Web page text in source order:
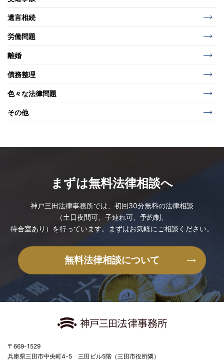
遺言相続
労働問題
離婚
債務整理
色々な法律問題
その他
まずは無料法律相談へ
神戸三田法律事務所では、 初回30分無料の法律相談
（土日夜間可、子連れ可、予約制、
待合室あり）を行っています。
まずはお気軽に ご相談ください。
無料法律相談について
〒669-1529
兵庫県三田市中央町4-5
三田ビル5階（三田市役所隣）